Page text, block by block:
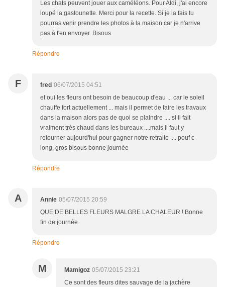
Les chats peuvent jouer aux caméléons. Pour Aldi, j'ai encore
loupé la gastounette. Merci pour la recette. Si je la fais tu
pourras venir prendre les photos à la maison car je n'arrive
pas à t'en envoyer. Bisous
Répondre
F fred 06/07/2015 04:51
et oui les fleurs ont besoin de beaucoup d'eau ... car le soleil
chauffe fort actuellement ... mais il permet de faire les travaux
dans la maison alors pas de quoi se plaindre .... si il fait
vraiment très chaud dans les bureaux ....mais il faut y
retourner aujourd'hui pour gagner notre retraite .... pouf c
long. gros bisous bonne journée
Répondre
A Annie 05/07/2015 20:59
QUE DE BELLES FLEURS MALGRE LA CHALEUR ! Bonne
fin de journée
Répondre
M Mamigoz 05/07/2015 23:21
Ce sont des fleurs dites sauvage de la jachère